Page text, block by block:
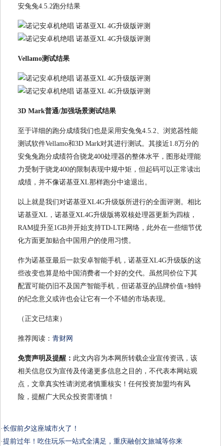
安兔兔4.5.2跑分结果
Vellamo测试结果
3D Mark普通/加强场景测试结果
至于详细的跑分成绩我们也是采用安兔兔4.5.2、浏览器性能
测试软件Vellamo和3D Mark对其进行测试。其接近1.8万分的
安兔兔跑分成绩符合骁龙400处理器的整体水平，图形处理能
力受制于骁龙400的限制表现中规中矩，但起码可以正常读出
成绩，并不像诺基亚XL那样跑分中途退出。
以上就是我们对诺基亚XL4G升级版所进行的全面评测。相比
诺基亚XL，诺基亚XL4G升级版将双核处理器更新为四核，
RAM提升至1GB并开始支持TD-LTE网络，此外在一些细节优
化方面更加贴合中国用户的使用习惯。
作为诺基亚最后一款安卓智能手机，诺基亚XL4G升级版的这
些改变也算是给中国消费者一个好的交代。虽然同价位下其
配置可能仍旧不及国产智能手机，但诺基亚的品牌价值+独特
的纪念意义或许也会让它有一个不错的市场表现。
（正文已结束）
推荐阅读： 青财网
免责声明及提醒： 此文内容为本网所转载企业宣传资讯，该
相关信息仅为宣传及传递更多信息之目的，不代表本网站观
点，文章真实性请浏览者慎重核实！任何投资加盟均有风
险，提醒广大民众投资需谨慎！
·长假前夕这座城市火了！
·提前过年！吃住玩乐一站式全满足，重庆融创文旅城等你来